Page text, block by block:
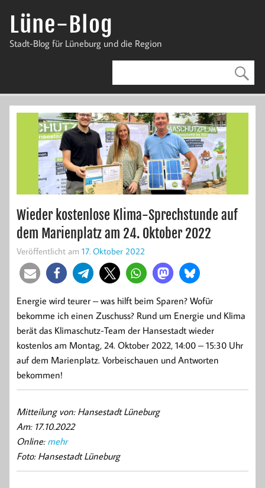
InhaltLüne-Blog
Stadt-Blog für Lüneburg und die Region
Wieder kostenlose Klima-Sprechstunde auf
dem Marienplatz am 24. Oktober 2022
Veröffentlicht am 17. Oktober 2022
Energie wird teurer – was hilft beim Sparen? Wofür
bekomme ich einen Zuschuss? Rund um Energie und Klima
berät das Klimaschutz-Team der Hansestadt wieder
kostenlos am Montag, 24. Oktober 2022, 14:00 – 15:30 Uhr
auf dem Marienplatz. Vorbeischauen und Antworten
bekommen!
Mitteilung von: Hansestadt Lüneburg
Am: 17.10.2022
Online: mehr
Foto: Hansestadt Lüneburg